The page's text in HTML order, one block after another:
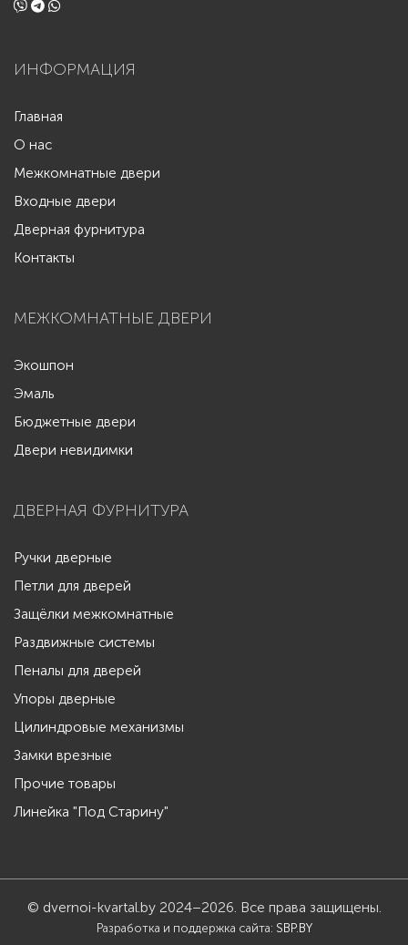
ИНФОРМАЦИЯ
Главная
О нас
Межкомнатные двери
Входные двери
Дверная фурнитура
Контакты
МЕЖКОМНАТНЫЕ ДВЕРИ
Экошпон
Эмаль
Бюджетные двери
Двери невидимки
ДВЕРНАЯ ФУРНИТУРА
Ручки дверные
Петли для дверей
Защёлки межкомнатные
Раздвижные системы
Пеналы для дверей
Упоры дверные
Цилиндровые механизмы
Замки врезные
Прочие товары
Линейка "Под Старину"
© dvernoi-kvartal.by 2024–2026. Все права защищены.
Разработка и поддержка сайта: SBP.BY